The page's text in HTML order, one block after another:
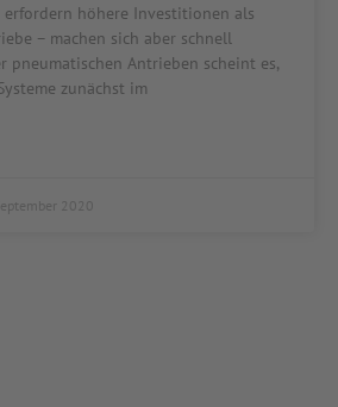
erfordern höhere Investitionen als
– machen sich aber schnell
pneumatischen Antrieben scheint es,
zunächst im
2020